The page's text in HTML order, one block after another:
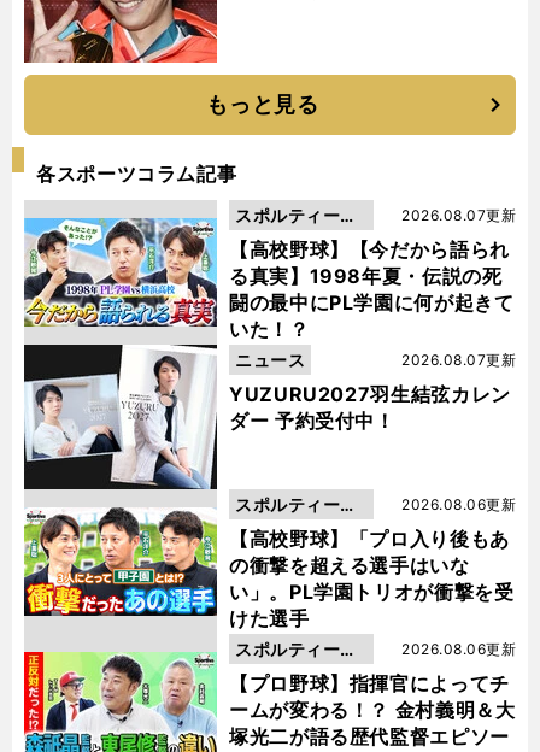
もっと見る
各スポーツコラム記事
【高校野球】【今だから語られ
る真実】1998年夏・伝説の死
闘の最中にPL学園に何が起きて
いた！？
2026.08.07更新
スポルティーバ
動画
YUZURU2027羽生結弦カレン
ダー 予約受付中！
2026.08.07更新
ニュース
【高校野球】「プロ入り後もあ
の衝撃を超える選手はいな
い」。PL学園トリオが衝撃を受
けた選手
2026.08.06更新
スポルティーバ
動画
【プロ野球】指揮官によってチ
ームが変わる！？ 金村義明＆大
塚光二が語る歴代監督エピソー
2026.08.06更新
スポルティーバ
動画